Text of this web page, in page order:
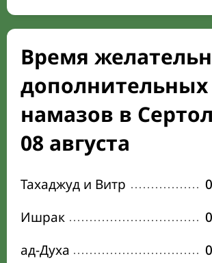
Время
дополнительных
намазов в
08 августа
Тахаджуд и Витр
Ишрак
ад-Духа